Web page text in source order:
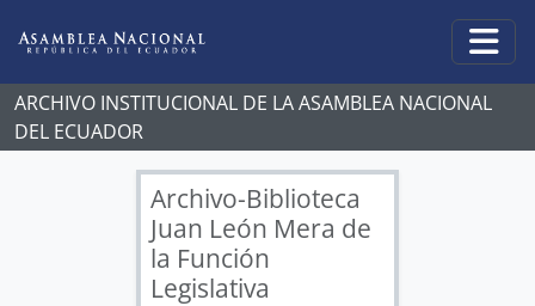
ARCHIVO INSTITUCIONAL DE LA ASAMBLEA NACIONAL
DEL ECUADOR
Archivo-Biblioteca
Juan León Mera de
la Función
Legislativa